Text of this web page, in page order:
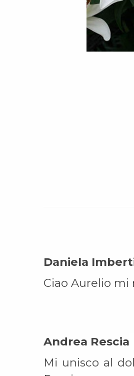
Daniela Imberti
Ciao Aurelio
Andrea Rescia
Mi unisco al